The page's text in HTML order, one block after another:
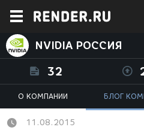
NVIDIA РОССИЯ
32
О КОМПАНИИ БЛОГ
11.08.2015